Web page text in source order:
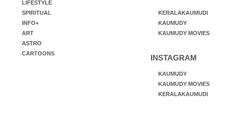
LIFESTYLE
SPIRITUAL
INFO+
ART
ASTRO
CARTOONS
KERALAKAUMUDI
KAUMUDY
KAUMUDY MOVIES
INSTAGRAM
KAUMUDY
KAUMUDY MOVIES
KERALAKAUMUDI